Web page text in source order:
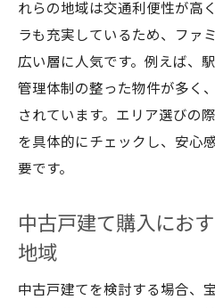
れらの地域は交通利便性が高
ラも充実しているため、ファ
広い層に人気です。例えば、
管理体制の整った物件が多く
されています。エリア選びの
を具体的にチェックし、安心
要です。
中古戸建て購入にお
地域
中古戸建てを検討する場合、